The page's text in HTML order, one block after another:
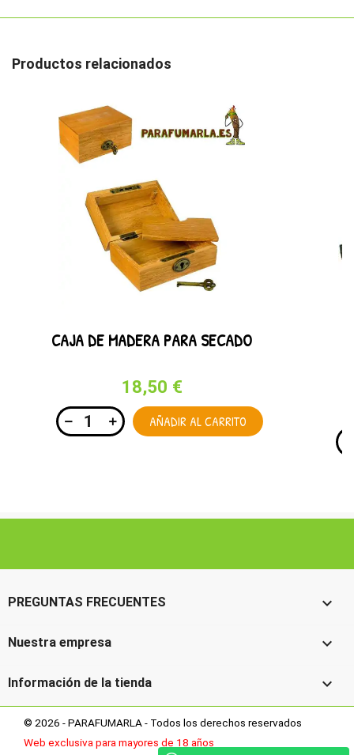
Productos relacionados
CAJA DE MADERA PARA SECADO
18,50 €
AÑADIR AL CARRITO
PREGUNTAS FRECUENTES 
Nuestra empresa 
Información de la tienda 
© 2026 - PARAFUMARLA - Todos los derechos reservados
Web exclusiva para mayores de 18 años